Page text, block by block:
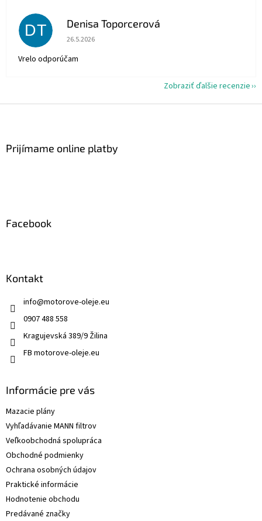
DT Denisa Toporcerová
Hodnotenie obchodu je 5 z 5 hviezdičiek.
26.5.2026
Vrelo odporúčam
Zobraziť ďalšie recenzie
Prijímame online platby
Facebook
Kontakt
info@motorove-oleje.eu
0907 488 558
Kragujevská 389/9 Žilina
FB motorove-oleje.eu
Informácie pre vás
Mazacie plány
Vyhľadávanie MANN filtrov
Veľkoobchodná spolupráca
Obchodné podmienky
Ochrana osobných údajov
Praktické informácie
Hodnotenie obchodu
Predávané značky